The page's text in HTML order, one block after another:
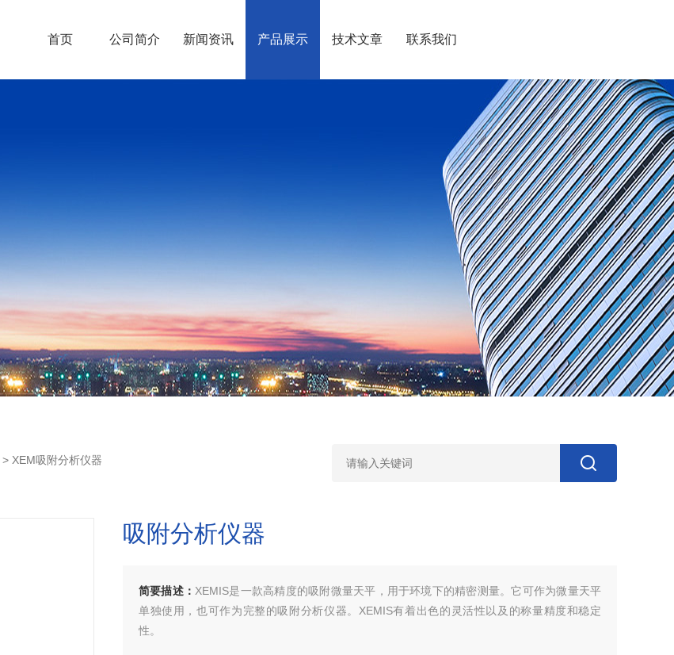
首页 公司简介 新闻资讯 产品展示 技术文章 联系我们
> XEM吸附分析仪器
吸附分析仪器
简要描述： XEMIS是一款高精度的吸附微量天平，用于环境下的精密测量。它可作为微量天平
单独使用，也可作为完整的吸附分析仪器。XEMIS有着出色的灵活性以及的称量精度和稳定
性。